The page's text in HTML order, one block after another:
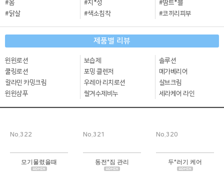
#몸
#지*성
#땀트*블
#닭살
#색소침착 #코끼리피부
제품별 리뷰
윈윈로션 보습제
솔루션
쿨링로션
포밍 클렌저
메가베리어
칼라민 카밍크림
우레아 리치로션
살브크림
윈윈샴푸
쌀겨수제비누 세라케어 라인
No.322
모기물렸을때
No.321
동전*짐 관리
No.320
두*러기 케어